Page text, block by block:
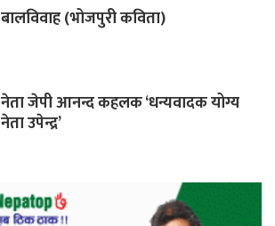
बालविवाह (भोजपुरी कविता)
नेता जेपी आनन्द कहलक ‘धन्यवादक योग्य
नेता उपेन्द्र’